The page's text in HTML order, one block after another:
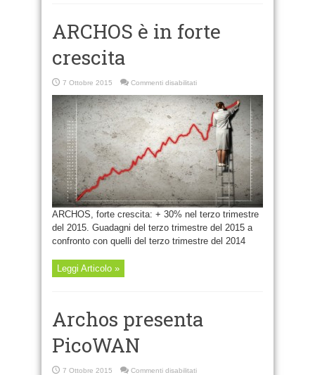
ARCHOS è in forte
crescita
7 Ottobre 2015 Commenti disabilitatisu
è
in
forte
crescita
ARCHOS, forte crescita: + 30% nel terzo trimestre
del 2015. Guadagni del terzo trimestre del 2015 a
confronto con quelli del terzo trimestre del 2014
Leggi Articolo »
Archos presenta
PicoWAN
7 Ottobre 2015 Commenti disabilitatisu